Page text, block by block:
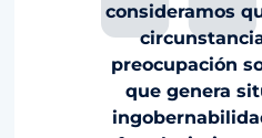
consideramos
preocupación
que genera